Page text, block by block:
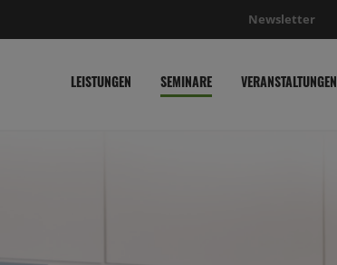
Newsletter
LEISTUNGEN SEMINARE VERANSTALTUNGEN